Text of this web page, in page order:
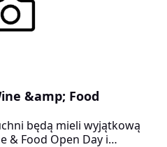
&amp; Food
będą mieli wyjątkową
& Food Open Day i